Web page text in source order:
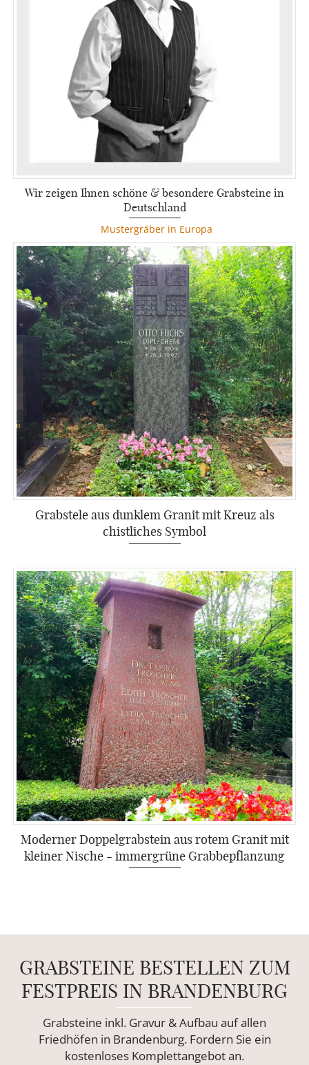
Wir zeigen Ihnen schöne & besondere Grabsteine in
Deutschland
Mustergräber in Europa
Grabstele aus dunklem Granit mit Kreuz als
chistliches Symbol
Moderner Doppelgrabstein aus rotem Granit mit
kleiner Nische - immergrüne Grabbepflanzung
GRABSTEINE BESTELLEN ZUM
FESTPREIS IN BRANDENBURG
Grabsteine inkl. Gravur & Aufbau auf allen
Friedhöfen in Brandenburg. Fordern Sie ein
kostenloses Komplettangebot an.